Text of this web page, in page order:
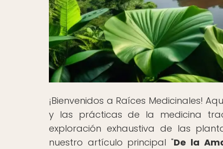
¡Bienvenidos a Raíces Medicinales!
y las prácticas de la medicina
exploración exhaustiva de las
nuestro artículo principal "De la